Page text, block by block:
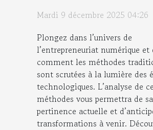
Mardi 9 décembre 2025 04:26
Plongez dans l’univers de
l’entrepreneuriat numérique et
comment les méthodes
sont scrutées à la lumière des
technologiques. L’analyse de
méthodes vous permettra de
pertinence actuelle et
transformations à venir.